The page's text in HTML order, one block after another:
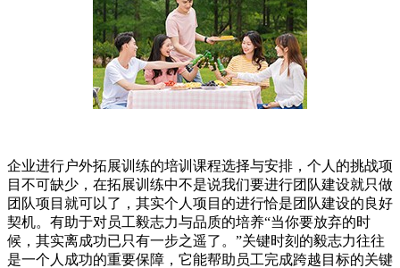
企业进行户外拓展训练的培训课程选择与安排，个人的挑战项
目不可缺少，在拓展训练中不是说我们要进行团队建设就只做
团队项目就可以了，其实个人项目的进行恰是团队建设的良好
契机。有助于对员工毅志力与品质的培养“当你要放弃的时
候，其实离成功已只有一步之遥了。”关键时刻的毅志力往往
是一个人成功的重要保障，它能帮助员工完成跨越目标的关键